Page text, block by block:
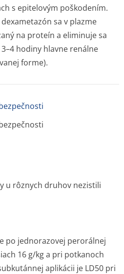
s epitelovým poškodením.
sa v plazme
na proteín a eliminuje sa
hodiny hlavne renálne
forme).
u rôznych druhov nezistili
po jednorazovej perorálnej
16 g/kg a pri potkanoch
aplikácii je LD50 pri